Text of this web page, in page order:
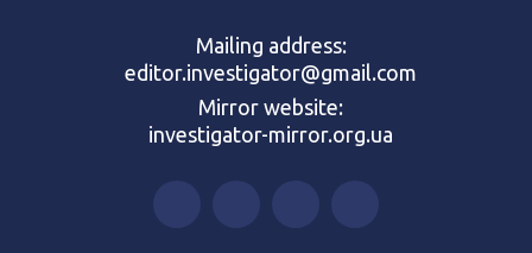
Mailing address:
editor.investigator@gmail.com
Mirror website:
investigator-mirror.org.ua